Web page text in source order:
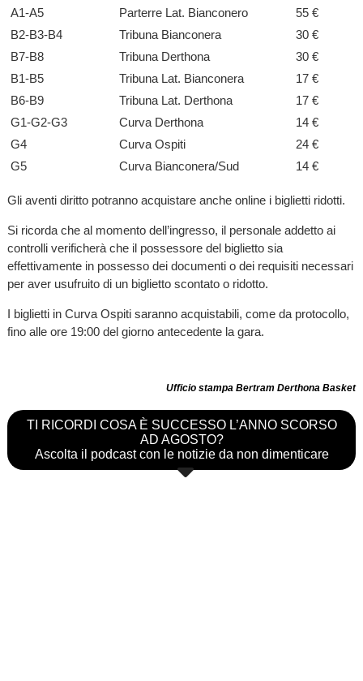
A1-A5
Parterre Lat. Bianconero
55 €
B2-B3-B4
Tribuna Bianconera
30 €
B7-B8
Tribuna Derthona
30 €
B1-B5
Tribuna Lat. Bianconera
17 €
B6-B9
Tribuna Lat. Derthona
17 €
G1-G2-G3
Curva Derthona
14 €
G4
Curva Ospiti
24 €
G5
Curva Bianconera/Sud 14 €
Gli aventi diritto potranno acquistare anche online i biglietti ridotti.
Si ricorda che al momento dell’ingresso, il personale addetto ai
controlli verificherà che il possessore del biglietto sia
effettivamente in possesso dei documenti o dei requisiti necessari
per aver usufruito di un biglietto scontato o ridotto.
I biglietti in Curva Ospiti saranno acquistabili, come da protocollo,
fino alle ore 19:00 del giorno antecedente la gara.
Ufficio stampa Bertram Derthona Basket
TI RICORDI COSA È SUCCESSO L’ANNO SCORSO
AD AGOSTO?
Ascolta il podcast con le notizie da non dimenticare